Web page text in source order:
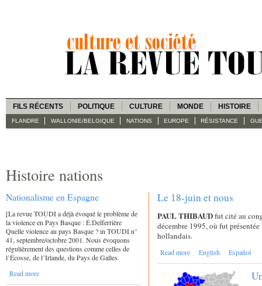
FILS RÉCENTS POLITIQUE CULTURE MONDE HISTOIRE
FLANDRE WALLONIE/BELGIQUE NATIONS EUROPE RÉSISTANCE
Histoire nations
Nationalisme en Espagne
[La revue TOUDI a déjà évoqué le problème de
la violence en Pays Basque : É.Delferrière
Quelle violence au pays Basque ? in TOUDI n°
41, septembre/octobre 2001. Nous évoquons
régulièrement des questions comme celles de
l’Écosse, de l’Irlande, du Pays de Galles.
Read more
Le 18-juin et nous
PAUL THIBAUDfut cité au
décembre 1995, où fut
hollandais.
Read more English Español